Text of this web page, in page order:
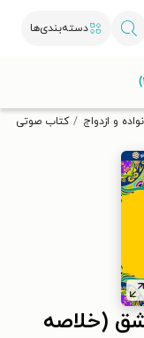
دسته‌بندی‌ها
و ازدواج کتاب صوتی
(خلاصه